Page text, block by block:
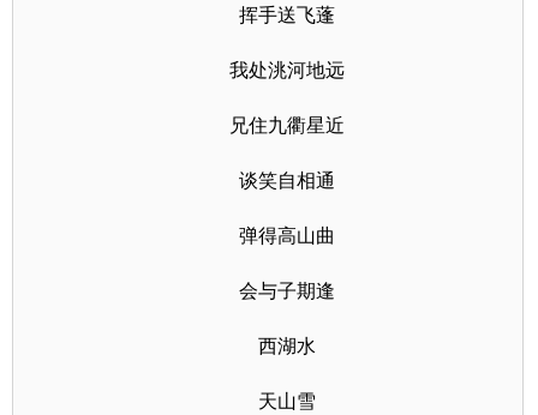
挥手送飞蓬
我处洮河地远
兄住九衢星近
谈笑自相通
弹得高山曲
会与子期逢
西湖水
天山雪